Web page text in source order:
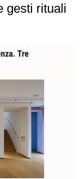
gesti rituali